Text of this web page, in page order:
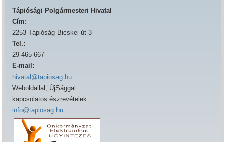
Tápiósági Polgármesteri Hivatal
Cím:
2253 Tápióság Bicskei út 3
Tel.:
29-465-667
E-mail:
hivatal@tapiosag.hu
Weboldallal, ÚjSággal
kapcsolatos észrevételek:
info@tapiosag.hu